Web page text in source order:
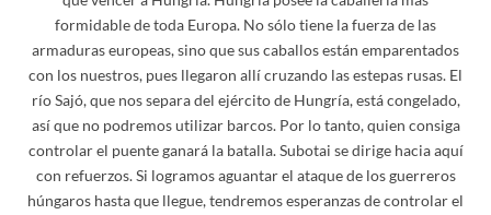
formidable de toda Europa. No sólo tiene la fuerza de las
armaduras europeas, sino que sus caballos están emparentados
con los nuestros, pues llegaron allí cruzando las estepas rusas. El
río Sajó, que nos separa del ejército de Hungría, está congelado,
así que no podremos utilizar barcos. Por lo tanto, quien consiga
controlar el puente ganará la batalla. Subotai se dirige hacia aquí
con refuerzos. Si logramos aguantar el ataque de los guerreros
húngaros hasta que llegue, tendremos esperanzas de controlar el